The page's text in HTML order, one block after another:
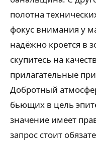
полотна
фокус внимания у
надёжно кроется в
скупитесь на
прилагательные
Добротный
бьющих в цель
значение имеет
запрос стоит